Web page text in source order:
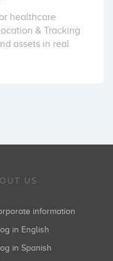
healthcare
& Tracking
assets in real
US
information
in English
in Spanish